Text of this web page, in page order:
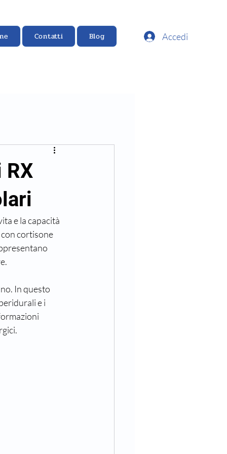
Contatti Blog Accedi
e la capacità
cortisone
In questo
e i